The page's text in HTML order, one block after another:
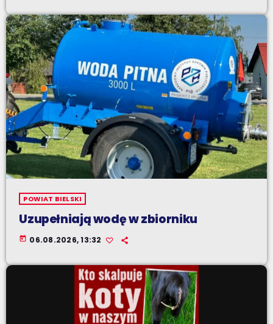
POWIAT BIELSKI
Uzupełniają wodę w zbiorniku
today 06.08.2026, 13:32